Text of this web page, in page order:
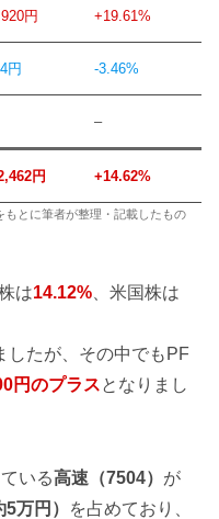
円 +19.61%
円 -3.46%
–
円 +14.62%
とに筆者が整理・記載したもの
は14.12% 、米国株は
したが、その中でもPF
円のプラスとなりまし
いる高速（7504） が
万円）
を占めており、